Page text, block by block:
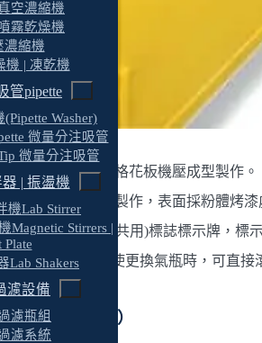
空濃縮機
霧乾燥機
濃縮機
機 | 凍乾機
管pipette
Washer)
微量分注吸管
微量分注吸管
| 振盪機
機Lab Stirrer
Magnetic Stirrers |
Plate
Lab Shakers
濾設備
濾瓶組
濾系統
厚3.0 mm鋼製網格花板機壓成型製作。
用1.2 mm鍍鋅鋼板製作，表面採粉體烤
安全及危險(國際共用)標誌標示牌，標
用鋼製花格板，使更換氣瓶時，可直
圖片（點擊放大）